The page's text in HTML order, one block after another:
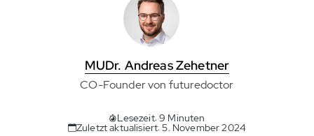
MUDr. Andreas Zehetner
CO-Founder von futuredoctor
Lesezeit: 9 Minuten
Zuletzt aktualisiert: 5. November 2024